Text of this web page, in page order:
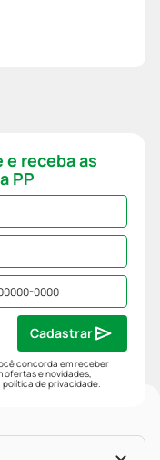
receba as
PP
concorda em receber
ofertas e novidades,
política de privacidade.
Cadastrar